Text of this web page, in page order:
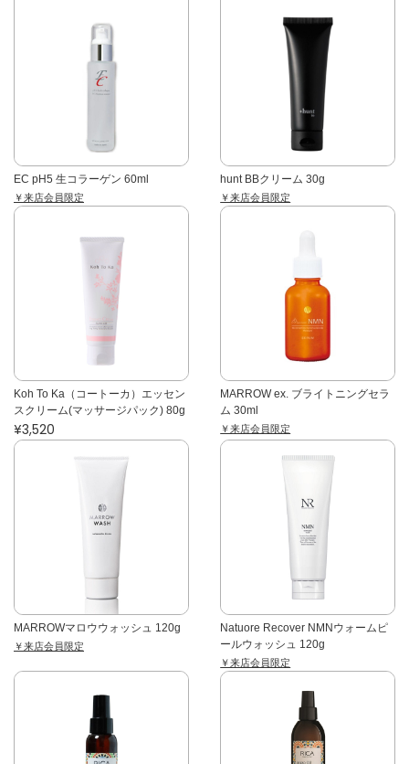
EC pH5 生コラーゲン 60ml
￥来店会員限定
hunt BBクリーム 30g
￥来店会員限定
Koh To Ka（コートーカ）エッセン
スクリーム(マッサージパック) 80g
¥3,520
MARROW ex. ブライトニングセラ
ム 30ml
￥来店会員限定
MARROWマロウウォッシュ 120g
￥来店会員限定
Natuore Recover NMNウォームピ
ールウォッシュ 120g
￥来店会員限定